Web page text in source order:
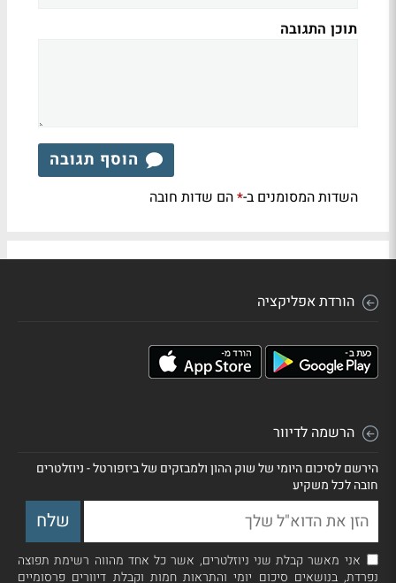
תוכן התגובה
הוסף תגובה
השדות המסומנים ב-*הם שדות חובה
הורדת אפליקציה
הרשמה לדיוור
הירשם לסיכום היומי של שוק ההון ולמבזקים של ביזפורטל - ניוזלטרים
חובה לכל משקיע
אני מאשר קבלת שני ניוזלטרים, אשר כל אחד מהווה רשימת תפוצה
נפרדת, בנושאים סיכום יומי והתראות חמות וקבלת דיוורים פרסומיים